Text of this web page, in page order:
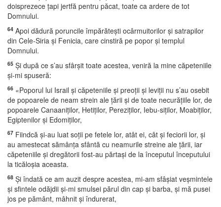
doisprezece ţapi jertfă pentru păcat, toate ca ardere de tot
Domnului.
64 Apoi dădură poruncile împărăteşti ocârmuitorilor şi satrapilor
din Cele-Siria şi Fenicia, care cinstiră pe popor şi templul
Domnului.
65 Şi după ce s’au sfârşit toate acestea, veniră la mine căpeteniile
şi-mi spuseră:
66 «Poporul lui Israil şi căpeteniile şi preoţii şi leviţii nu s’au osebit
de popoarele de neam strein ale ţării şi de toate necurăţiile lor, de
popoarele Canaaniţilor, Hetiţilor, Pereziţilor, Iebu-siţilor, Moabiţilor,
Egiptenilor şi Edomiţilor,
67 Fiindcă şi-au luat soţii pe fetele lor, atât ei, cât şi feciorii lor, şi
au amestecat sămânţa sfântă cu neamurile streine ale ţării, iar
căpeteniile şi dregătorii fost-au părtaşi de la începutul începutului
la ticăloşia aceasta.
68 Şi îndată ce am auzit despre acestea, mi-am sfâşiat veşmintele
şi sfintele odăjdii şi-mi smulsei părul din cap şi barba, şi mă pusei
jos pe pământ, mâhnit şi îndurerat,